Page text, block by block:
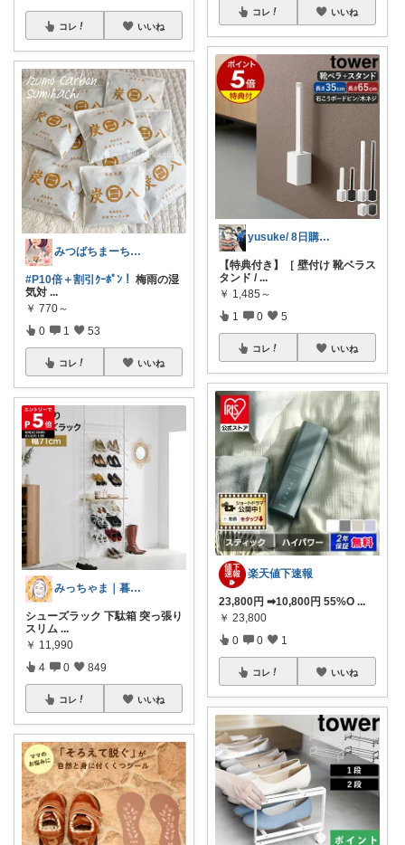
コレ いいね
みつばちまーちᵀᴴᴬᴺᴷ ᵞᴼᵁ ◡̈*
#P10倍＋割引ｸｰﾎﾟﾝ！ 梅雨の湿
気対 ...
￥ 770～
0 1 53
コレ いいね
みっちゃま｜暮らし整うお買い物🌿
シューズラック 下駄箱 突っ張り
スリム ...
￥ 11,990
4 0 849
コレ いいね
コレ いいね
yusuke/ 8日購入感謝♫
【特典付き】［ 壁付け 靴ベラス
タンド / ...
￥ 1,485～
1 0 5
コレ いいね
楽天値下速報
23,800円 ➡10,800円 55%O ...
￥ 23,800
0 0 1
コレ いいね